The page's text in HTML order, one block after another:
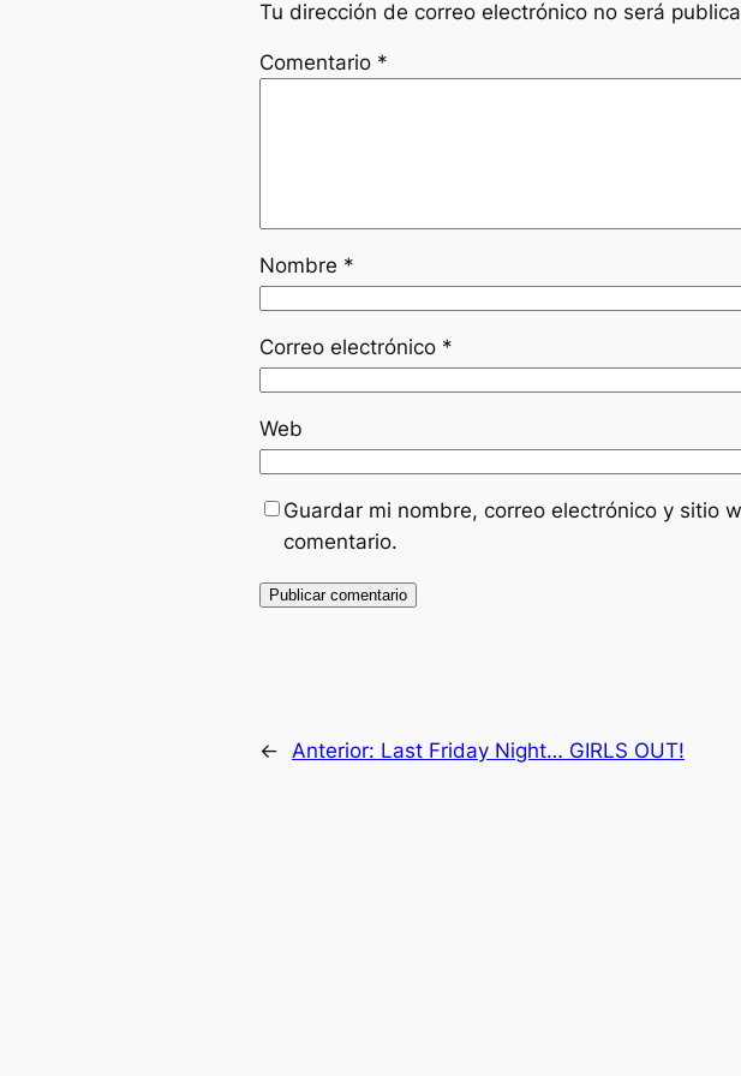
Tu dirección de correo electrónico no será
Comentario *
Nombre *
Correo electrónico *
Web
Guardar mi nombre, correo electrónico y sitio
comentario.
← Anterior: Last Friday Night… GIRLS OUT!